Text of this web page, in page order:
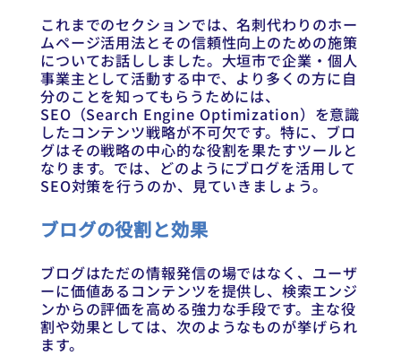
これまでのセクションでは、名刺代わりのホー
ムページ活用法とその信頼性向上のための施策
についてお話ししました。大垣市で企業・個人
事業主として活動する中で、より多くの方に自
分のことを知ってもらうためには、
SEO（Search Engine Optimization）を意識
したコンテンツ戦略が不可欠です。特に、ブロ
グはその戦略の中心的な役割を果たすツールと
なります。では、どのようにブログを活用して
SEO対策を行うのか、見ていきましょう。
ブログの役割と効果
ブログはただの情報発信の場ではなく、ユーザ
ーに価値あるコンテンツを提供し、検索エンジ
ンからの評価を高める強力な手段です。主な役
割や効果としては、次のようなものが挙げられ
ます。